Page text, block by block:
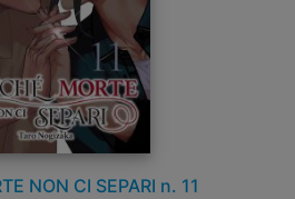
NON CI SEPARI n. 11